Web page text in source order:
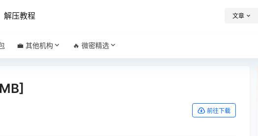
解压教程 文章
💼 其他机构 🔥 微密精选
前往下载